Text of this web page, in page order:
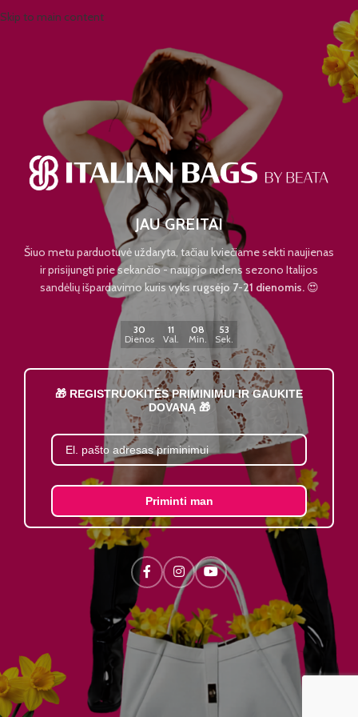
Skip to main content
JAU GREITAI
Šiuo metu parduotuvė uždaryta, tačiau kviečiame sekti naujienas
ir prisijungti prie sekančio - naujojo rudens sezono Italijos
sandėlių išpardavimo kuris vyks rugsėjo 7-21 dienomis.😍
30
Dienos
11
Val.
08
Min.
53
Sek.
🎁 REGISTRUOKITĖS PRIMINIMUI IR GAUKITE
DOVANĄ 🎁
Priminti man